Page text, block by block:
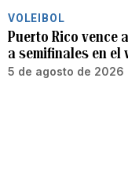
VOLEIBOL
Puerto Rico vence
a semifinales en el
5 de agosto de 2026